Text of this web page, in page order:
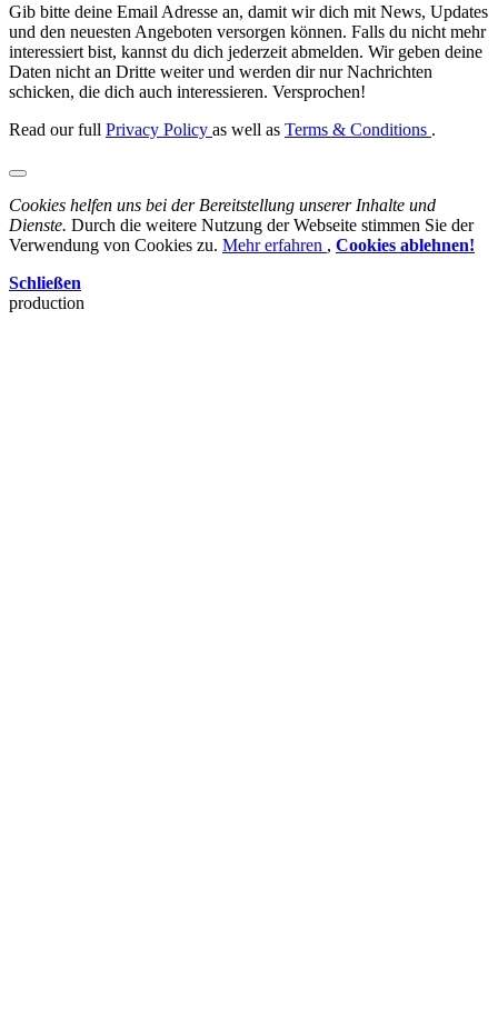
Gib bitte deine Email Adresse an, damit wir dich mit News, Updates
und den neuesten Angeboten versorgen können. Falls du nicht mehr
interessiert bist, kannst du dich jederzeit abmelden. Wir geben deine
Daten nicht an Dritte weiter und werden dir nur Nachrichten
schicken, die dich auch interessieren. Versprochen!
Read our full Privacy Policy as well as Terms & Conditions .
Cookies helfen uns bei der Bereitstellung unserer Inhalte und
Dienste. Durch die weitere Nutzung der Webseite stimmen Sie der
Verwendung von Cookies zu. Mehr erfahren , Cookies ablehnen!
Schließen
production